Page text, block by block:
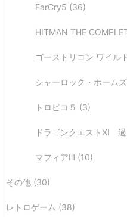
FarCry5 (36)
HITMAN THE
ゴーストリコン ワイル
シャーロック・ホーム
トロピコ５ (3)
ドラゴンクエストXI
マフィアⅢ (10)
その他 (30)
レトロゲーム (38)